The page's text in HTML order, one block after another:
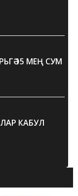
15 МЕҢ СУМ
КАБУЛ